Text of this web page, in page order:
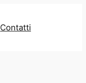
Contatti